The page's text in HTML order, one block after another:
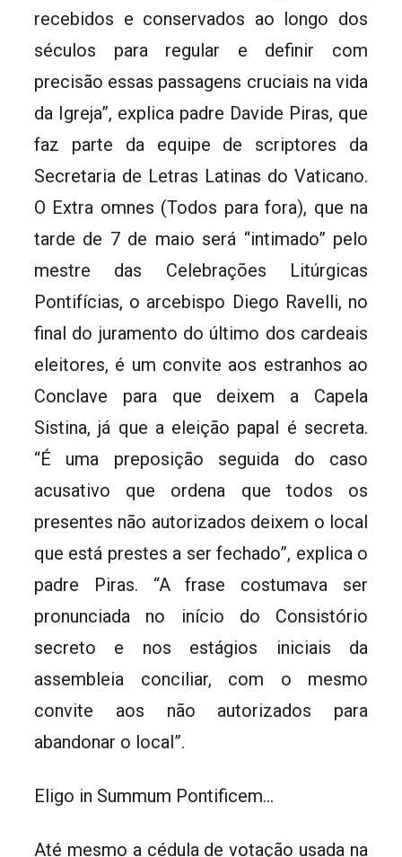
recebidos e conservados ao longo dos
séculos para regular e definir com
precisão essas passagens cruciais na vida
da Igreja”, explica padre Davide Piras, que
faz parte da equipe de scriptores da
Secretaria de Letras Latinas do Vaticano.
O Extra omnes (Todos para fora), que na
tarde de 7 de maio será “intimado” pelo
mestre das Celebrações Litúrgicas
Pontifícias, o arcebispo Diego Ravelli, no
final do juramento do último dos cardeais
eleitores, é um convite aos estranhos ao
Conclave para que deixem a Capela
Sistina, já que a eleição papal é secreta.
“É uma preposição seguida do caso
acusativo que ordena que todos os
presentes não autorizados deixem o local
que está prestes a ser fechado”, explica o
padre Piras. “A frase costumava ser
pronunciada no início do Consistório
secreto e nos estágios iniciais da
assembleia conciliar, com o mesmo
convite aos não autorizados para
abandonar o local”.
Eligo in Summum Pontificem…
Até mesmo a cédula de votação usada na